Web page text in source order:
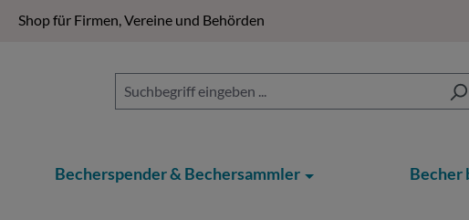
Shop für Firmen, Vereine und Behörden
Becherspender & Bechersammler Becher